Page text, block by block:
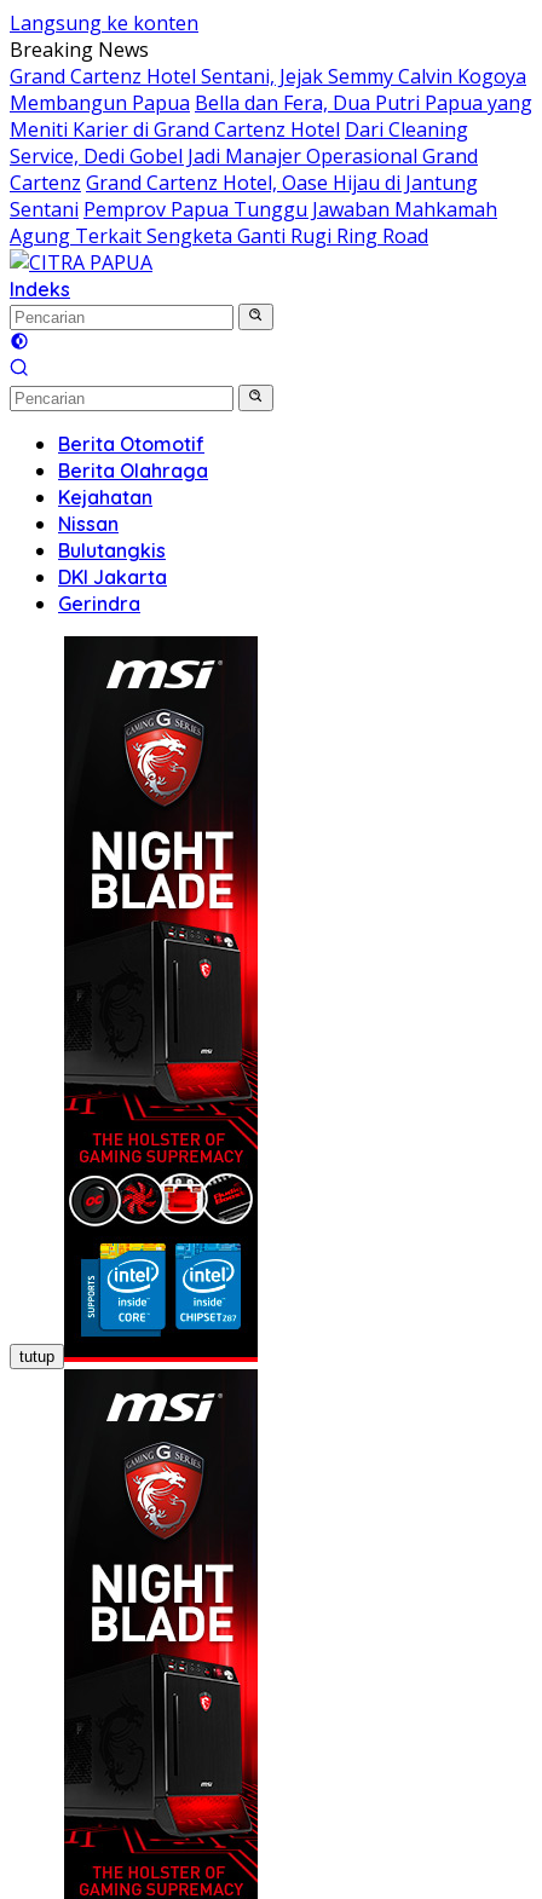
Langsung ke konten
Breaking News
Grand Cartenz Hotel Sentani, Jejak Semmy Calvin Kogoya
Membangun Papua Bella dan Fera, Dua Putri Papua yang
Meniti Karier di Grand Cartenz Hotel Dari Cleaning
Service, Dedi Gobel Jadi Manajer Operasional Grand
Cartenz Grand Cartenz Hotel, Oase Hijau di Jantung
Sentani Pemprov Papua Tunggu Jawaban Mahkamah
Agung Terkait Sengketa Ganti Rugi Ring Road
Indeks
Berita Otomotif
Berita Olahraga
Kejahatan
Nissan
Bulutangkis
DKI Jakarta
Gerindra
tutup